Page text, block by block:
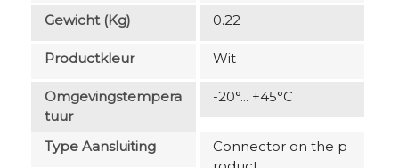
Gewicht (kg) 0.22
Productkleur Wit
Omgevingstempera
Tuur
-20°... +45°C
Type Aansluiting
Connector on the p